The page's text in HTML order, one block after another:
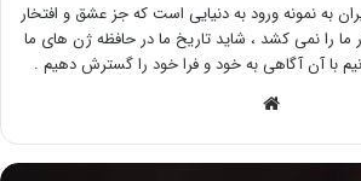
به نمونه ورود به دنیایی است که جز عشق و افتخار
ما را نمی کشد ، شاید تاریخ ما در حافظه ژن های ما
با آن آگاهی به خود و فرا خود را گسترش دهیم .